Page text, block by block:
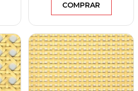
COMPRAR